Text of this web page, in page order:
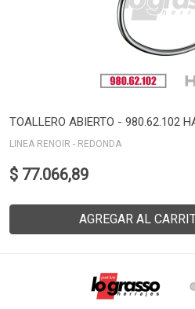
TOALLERO ABIERTO - 980.62.102
LINEA RENOIR - REDONDA
$ 77.066,89
AGREGAR AL